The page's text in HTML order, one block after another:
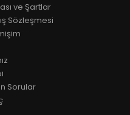
ve Şartlar
Sözleşmesi
Sorular